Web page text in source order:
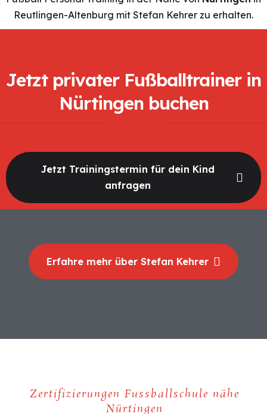
Reutlingen-Altenburg mit Stefan Kehrer zu erhalten.
Jetzt privater Fußballtrainer in
Nürtingen buchen
Jetzt Trainingstermin für dein Kind
anfragen
Erfahre mehr über Stefan Kehrer
Zertifizierungen Fussballschule nähe
Nürtingen